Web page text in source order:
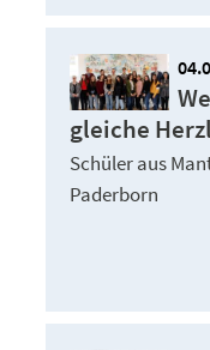
gleiche
Schüler aus
Paderborn